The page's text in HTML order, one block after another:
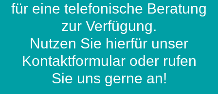
für eine telefonische Beratung
zur Verfügung.
Nutzen Sie hierfür unser
Kontaktformular oder rufen
Sie uns gerne an!